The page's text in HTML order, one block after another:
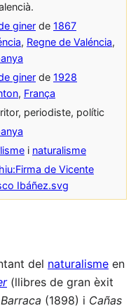
giner de 1867
, Regne de Valéncia,
giner de 1928
, França
periodiste, polític
i naturalisme
de Vicente
Ibáñez.svg
del naturalisme en
(llibres de gran èxit
(1898) i Cañas